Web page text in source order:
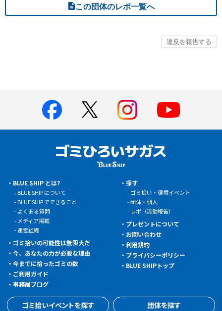
この団体のレポ一覧へ
BLUE SHIP とは?
BLUE SHIP について
BLUE SHIP でできること
よくある質問
メディア掲載
運営組織
ゴミ拾いの可能性は無限大だ
今、あなたの力が必要な理由
今までに拾ったゴミの数
ご利用ガイド
事務局ブログ
探す
ゴミ拾い・環境イベント
団体・個人
レポ（活動報告）
プレゼントについて
お問い合わせ
利用規約
プライバシーポリシー
BLUE SHIPトップ
ゴミ拾いイベントを探す 団体を探す